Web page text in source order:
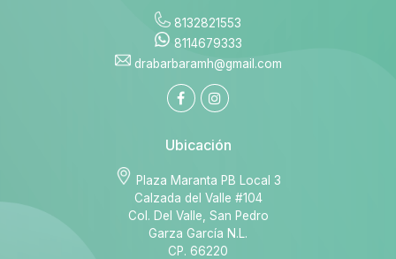
8132821553
8114679333
drabarbaramh@gmail.com
Ubicación
Plaza Maranta PB Local 3
Calzada del Valle #104
Col. Del Valle, San Pedro
Garza García N.L.
CP. 66220